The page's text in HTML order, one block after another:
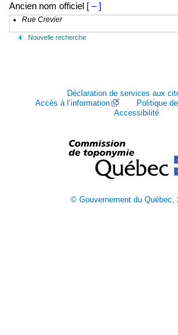
Ancien nom officiel [ – ]
Rue Crevier
Nouvelle recherche
Déclaration de services aux
Accès à l’information
Politique
Accessibilité
© Gouvernement du Québec,